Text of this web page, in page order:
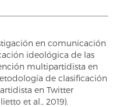
en comunicación
ideológica de las
multipartidista en
de clasificación
en Twitter
et al., 2019).